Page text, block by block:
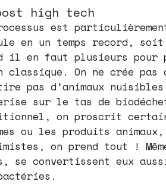
high tech
est
en un temps record,
il en faut plusieurs pour
classique. On ne crée pas
pas d’animaux
sur le tas de
on proscrit
ou les produits
on prend tout !
se convertissent eux